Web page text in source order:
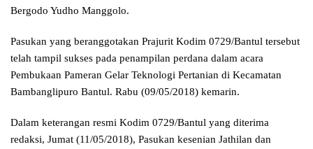
Bergodo Yudho Manggolo.
Pasukan yang beranggotakan Prajurit Kodim 0729/Bantul tersebut
telah tampil sukses pada penampilan perdana dalam acara
Pembukaan Pameran Gelar Teknologi Pertanian di Kecamatan
Bambanglipuro Bantul. Rabu (09/05/2018) kemarin.
Dalam keterangan resmi Kodim 0729/Bantul yang diterima
redaksi, Jumat (11/05/2018), Pasukan kesenian Jathilan dan